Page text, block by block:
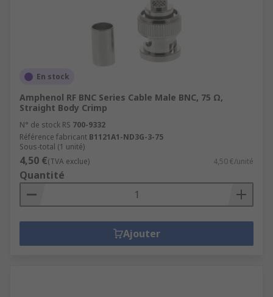
En stock
Amphenol RF BNC Series Cable Male BNC, 75 Ω,
Straight Body Crimp
N° de stock RS 700-9332
Référence fabricant B1121A1-ND3G-3-75
Sous-total (1 unité)
4,50 €(TVA exclue) 4,50 €/unité
Quantité
Ajouter